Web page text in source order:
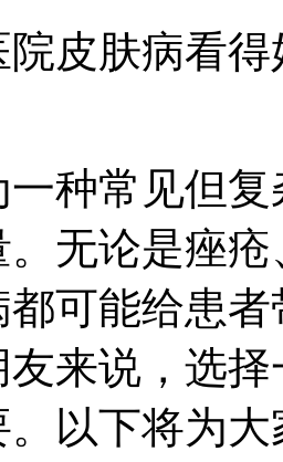
皮肤病看
一种常见但
。无论是痤
可能给患
来说，选
。以下将为